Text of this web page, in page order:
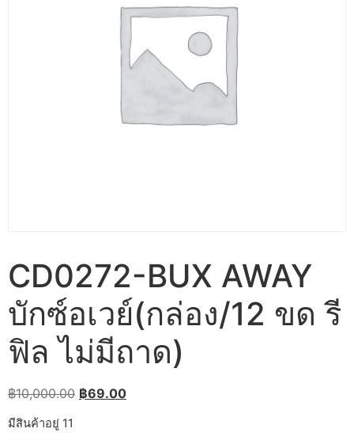
CD0272-BUX AWAY
บักซ์อเวย์(กล่อง/12 ขด รี
ฟิล ไม่มีถาด)
฿10,000.00 Original
฿69.00Current
มีสินค้าอยู่ 11